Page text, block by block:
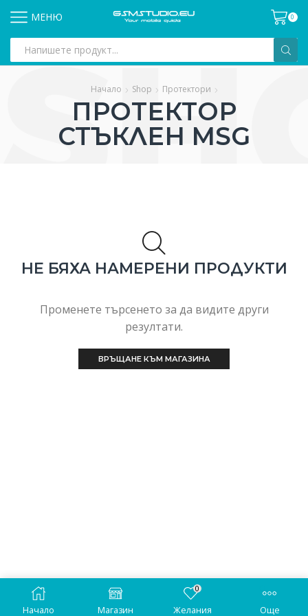
МЕНЮ 0
input
Начало Shop Протектори
ПРОТЕКТОР
СТЪКЛЕН MSG
НЕ БЯХА НАМЕРЕНИ ПРОДУКТИ
Променете търсенето за да видите други
резултати.
ВРЪЩАНЕ КЪМ МАГАЗИНА
Copyright © 2022GSMStudio.eu . All Rights Reserved.
Начало Магазин
0
Желания Още